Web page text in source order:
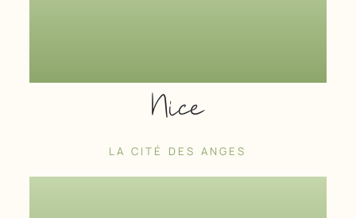
Nice
LA CITÉ DES ANGES